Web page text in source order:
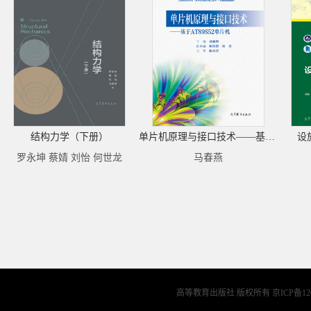
结构力学（下册）
罗永坤 蔡婧 刘怡 何世龙
单片机原理与接口技术——基于AT89S52单片机
马春燕
设
高等教育出版社 版权所有 京ICP备